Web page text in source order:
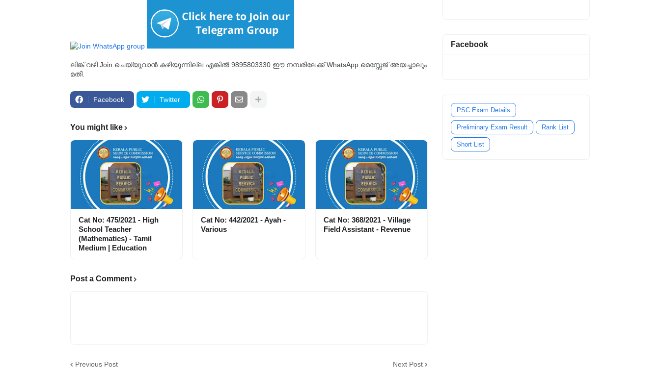
ലിങ്ക് വഴി Join ചെയ്യുവാൻ കഴിയുന്നില്ല എങ്കിൽ 9895803330 ഈ നമ്പരിലേക്ക് WhatsApp മെസ്സേജ് അയച്ചാലും
മതി.
Facebook Twitter
You might like
Cat No: 475/2021 - High
School Teacher
(Mathematics) - Tamil
Medium | Education
Cat No: 442/2021 - Ayah -
Various
Cat No: 368/2021 - Village
Field Assistant - Revenue
Post a Comment
Previous Post Next Post
Facebook
PSC Exam Details
Preliminary Exam Result Rank List
Short List